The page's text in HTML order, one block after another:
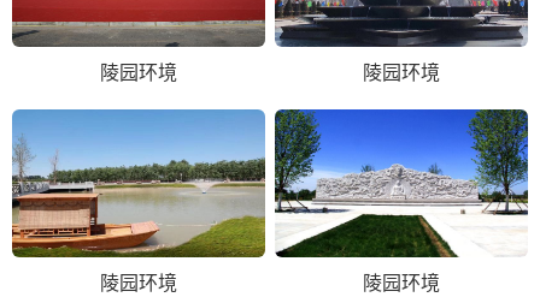
陵园环境 陵园环境
陵园环境 陵园环境